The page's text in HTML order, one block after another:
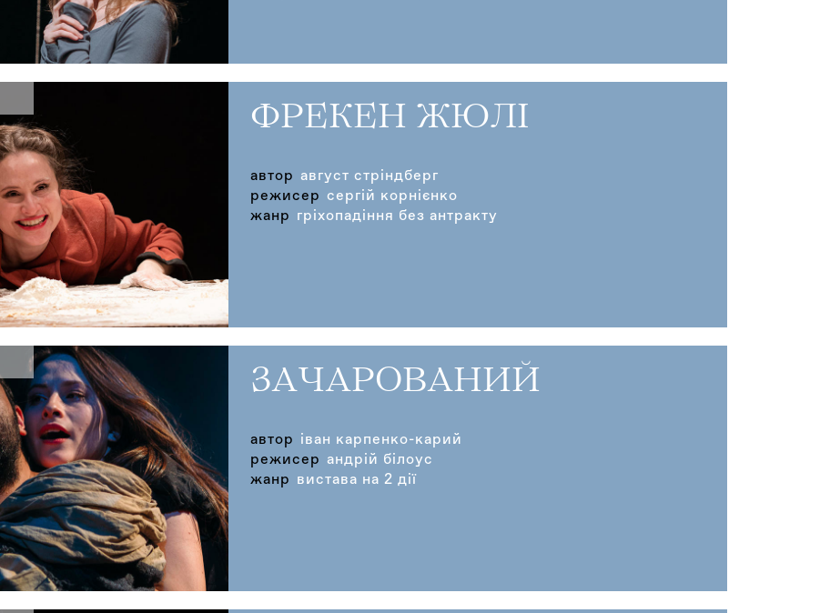
ФРЕКЕН ЖЮЛІ
автор август стріндберг
режисер сергій корнієнко
жанр
гріхопадіння без антракту
ЗАЧАРОВАНИЙ
автор
іван карпенко-карий
режисер андрій білоус
жанр
вистава на 2 дії